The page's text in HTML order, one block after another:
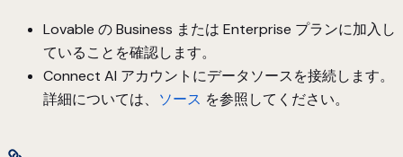
Lovable の Business または Enterprise プランに加入し
ていることを確認します。
Connect AI アカウントにデータソースを接続します。
詳細については、 ソース を参照してください。